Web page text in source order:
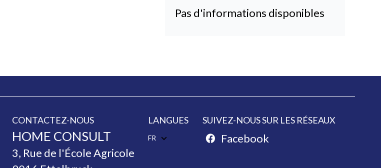
Pas d'informations disponibles
CONTACTEZ-NOUS
HOME CONSULT
3, Rue de l'École Agricole
LANGUES
FR
SUIVEZ-NOUS SUR LES RÉSEAUX
Facebook